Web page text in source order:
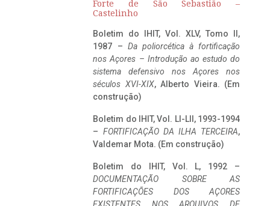
Forte de São Sebastião –
Castelinho
Boletim do IHIT, Vol. XLV, Tomo II,
1987 – Da poliorcética à fortificação
nos Açores – Introdução ao estudo do
sistema defensivo nos Açores nos
séculos XVI-XIX, Alberto Vieira. (Em
construção)
Boletim do IHIT, Vol. LI-LII, 1993-1994
– FORTIFICAÇÃO DA ILHA TERCEIRA,
Valdemar Mota. (Em construção)
Boletim do IHIT, Vol. L, 1992 –
DOCUMENTAÇÃO SOBRE AS
FORTIFICAÇÕES DOS AÇORES